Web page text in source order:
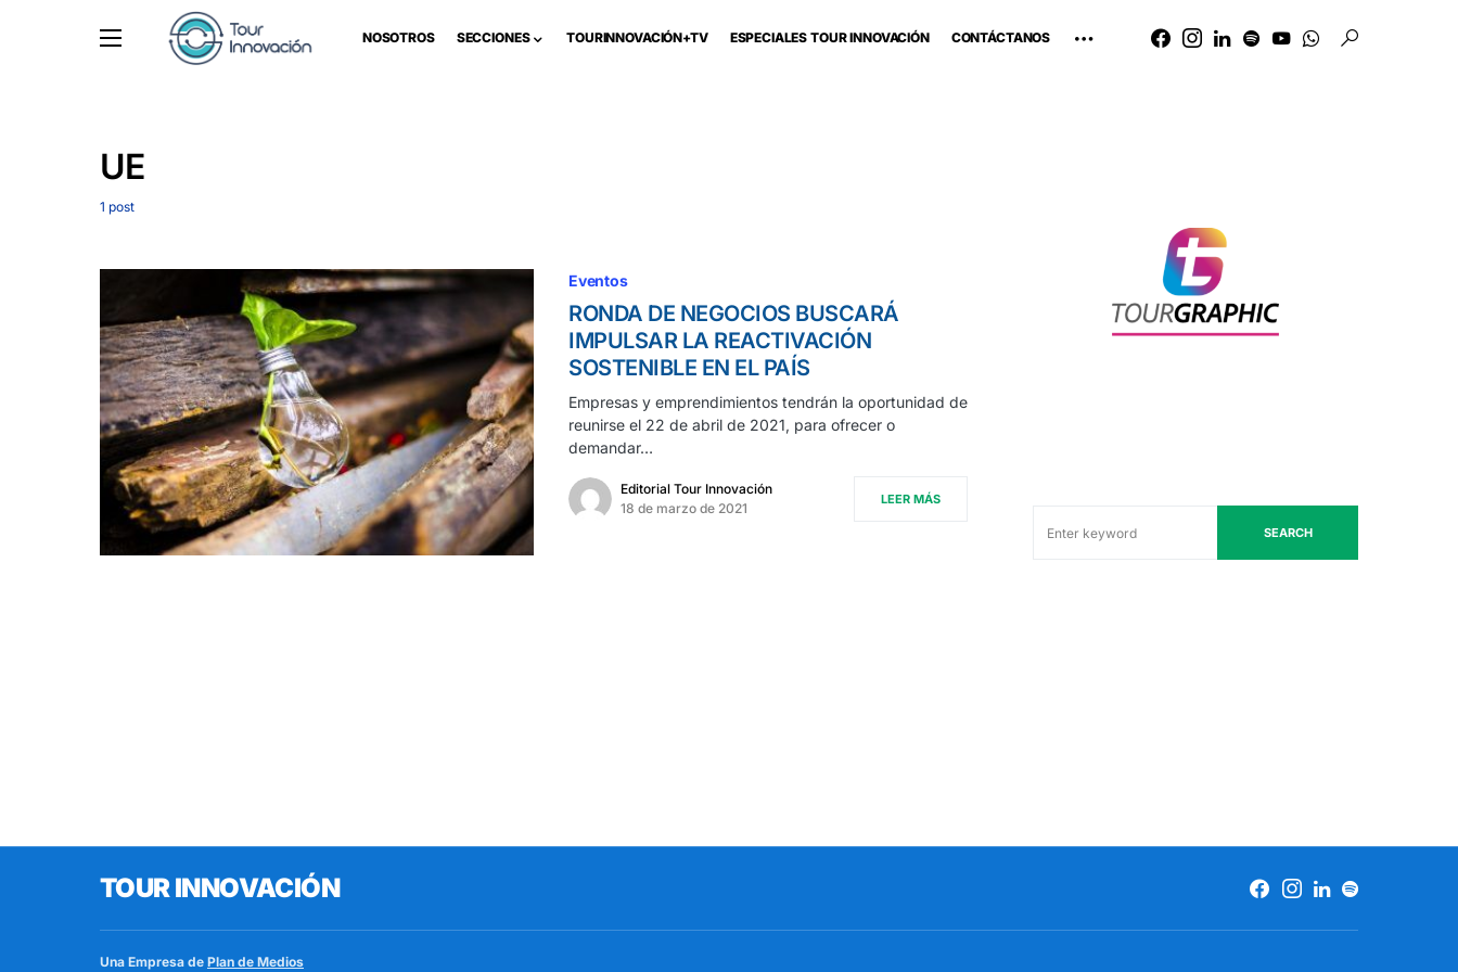
NOSOTROS SECCIONES TOURINNOVACIÓN+TV ESPECIALES TOUR INNOVACIÓN CONTÁCTANOS
UE
1 post
Eventos
RONDA DE NEGOCIOS BUSCARÁ
IMPULSAR LA REACTIVACIÓN
SOSTENIBLE EN EL PAÍS
Empresas y emprendimientos tendrán la oportunidad de
reunirse el 22 de abril de 2021, para ofrecer o
demandar…
Editorial Tour Innovación
18 de marzo de 2021
LEER MÁS
SEARCH
TOUR INNOVACIÓN
Una Empresa de Plan de Medios